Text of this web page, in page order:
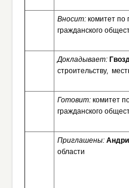
Вносит: комитет по
гражданского
Докладывает:
строительству,
Готовит: комитет
гражданского
Приглашены:
области